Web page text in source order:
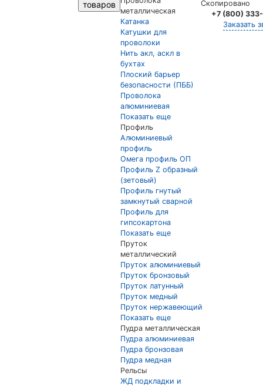
товаров
металлическая
Катанка
Катушки для
проволоки
Нить акл, аскл в
бухтах
Плоский барьер
безопасности (ПББ)
Проволока
алюминиевая
Показать еще
Профиль
Алюминиевый
профиль
Омега профиль ОП
Профиль Z образный
(зетовый)
Профиль гнутый
замкнутый сварной
Профиль для
гипсокартона
Показать еще
Пруток
металлический
Пруток алюминиевый
Пруток бронзовый
Пруток латунный
Пруток медный
Пруток нержавеющий
Показать еще
Пудра металлическая
Пудра алюминиевая
Пудра бронзовая
Пудра медная
Рельсы
ЖД подкладки и
Скопировано
+7 (800)
Заказать